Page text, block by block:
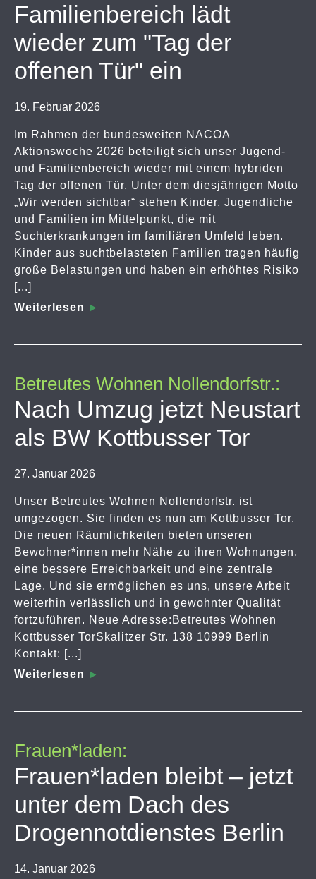
Familienbereich lädt
wieder zum "Tag der
offenen Tür" ein
19. Februar 2026
Im Rahmen der bundesweiten NACOA
Aktionswoche 2026 beteiligt sich unser Jugend-
und Familienbereich wieder mit einem hybriden
Tag der offenen Tür. Unter dem diesjährigen Motto
„Wir werden sichtbar“ stehen Kinder, Jugendliche
und Familien im Mittelpunkt, die mit
Suchterkrankungen im familiären Umfeld leben.
Kinder aus suchtbelasteten Familien tragen häufig
große Belastungen und haben ein erhöhtes Risiko
[...]
Weiterlesen
Betreutes Wohnen Nollendorfstr.:
Nach Umzug jetzt Neustart
als BW Kottbusser Tor
27. Januar 2026
Unser Betreutes Wohnen Nollendorfstr. ist
umgezogen. Sie finden es nun am Kottbusser Tor.
Die neuen Räumlichkeiten bieten unseren
Bewohner*innen mehr Nähe zu ihren Wohnungen,
eine bessere Erreichbarkeit und eine zentrale
Lage. Und sie ermöglichen es uns, unsere Arbeit
weiterhin verlässlich und in gewohnter Qualität
fortzuführen. Neue Adresse:Betreutes Wohnen
Kottbusser TorSkalitzer Str. 138 10999 Berlin
Kontakt: [...]
Weiterlesen
Frauen*laden:
Frauen*laden bleibt – jetzt
unter dem Dach des
Drogennotdienstes Berlin
14. Januar 2026